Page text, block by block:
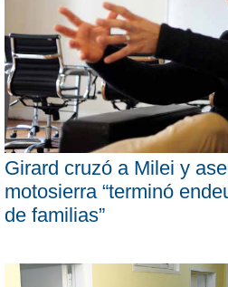
Girard cruzó a Milei y
motosierra “terminó
de familias”